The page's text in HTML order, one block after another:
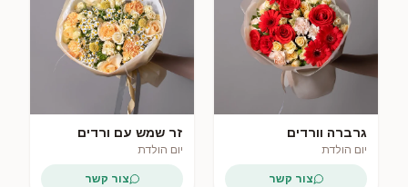
גרברה וורדים
יום הולדת
צור קשר
זר שמש עם ורדים
יום הולדת
צור קשר